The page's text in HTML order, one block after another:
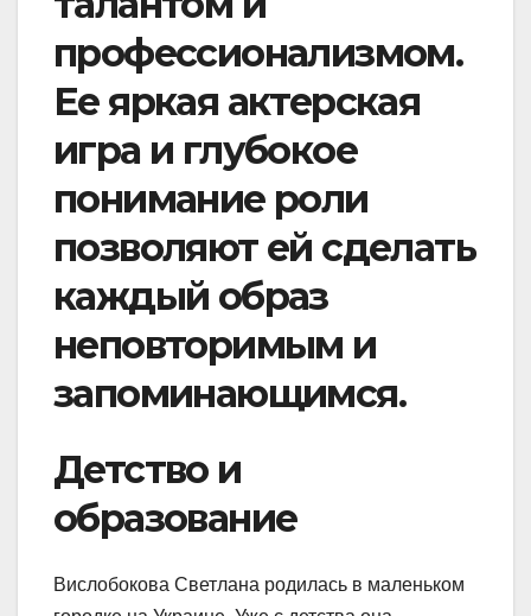
профессионализмом.
Ее яркая актерская
игра и глубокое
понимание роли
позволяют ей сделать
каждый образ
неповторимым и
запоминающимся.
Детство и
образование
Вислобокова Светлана родилась в маленьком